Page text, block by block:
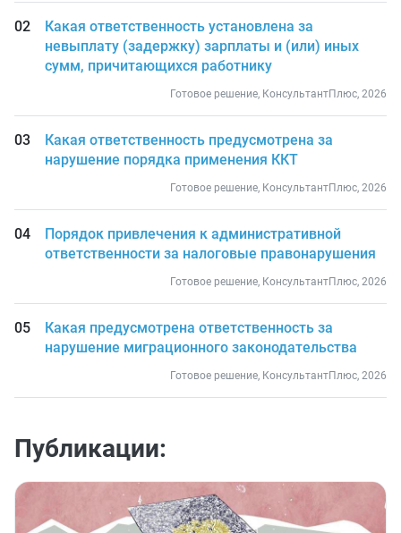
Какая ответственность установлена за
невыплату (задержку) зарплаты и (или) иных
сумм, причитающихся работнику
Готовое решение, КонсультантПлюс, 2026
Какая ответственность предусмотрена за
нарушение порядка применения ККТ
Готовое решение, КонсультантПлюс, 2026
Порядок привлечения к административной
ответственности за налоговые правонарушения
Готовое решение, КонсультантПлюс, 2026
Какая предусмотрена ответственность за
нарушение миграционного законодательства
Готовое решение, КонсультантПлюс, 2026
Публикации: